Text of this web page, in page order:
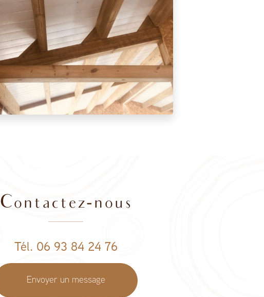
Contactez-nous
Tél. 06 93 84 24 76
Envoyer un message